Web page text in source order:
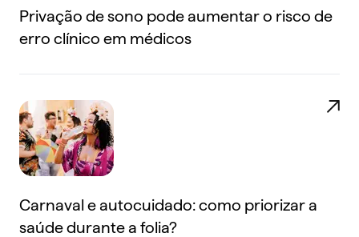
Privação de sono pode aumentar o risco de
erro clínico em médicos
Carnaval e autocuidado: como priorizar a
saúde durante a folia?